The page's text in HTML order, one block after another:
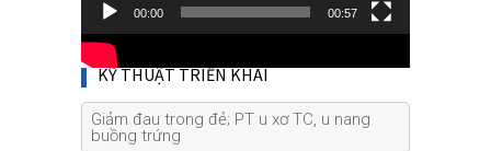
00:00 00:57
KỸ THUẬT TRIỂN KHAI
Giảm đau trong đẻ; PT u xơ TC, u nang
buồng trứng